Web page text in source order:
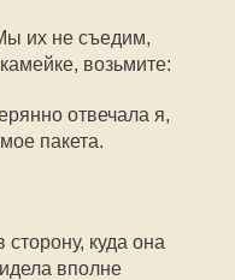
их не съедим,
возьмите:
отвечала я,
пакета.
куда она
вполне